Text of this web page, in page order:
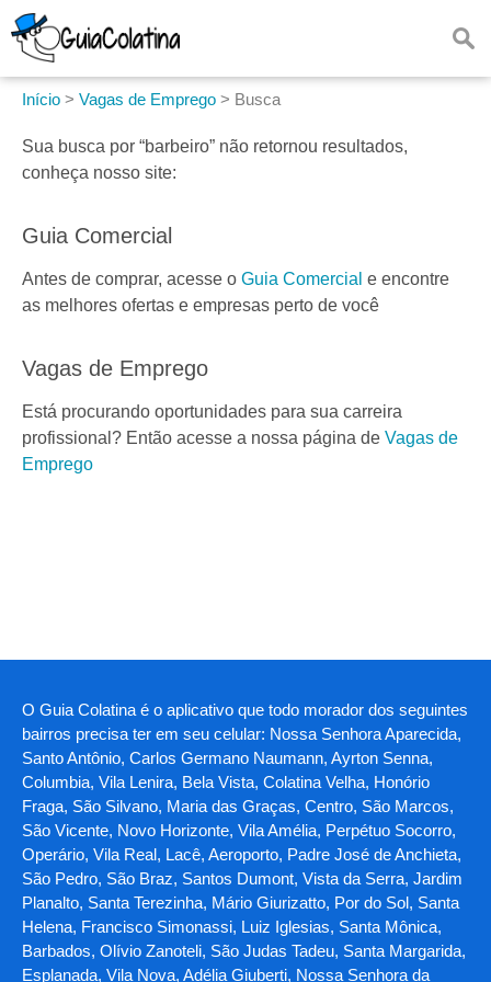
Início > Vagas de Emprego > Busca
Sua busca por “barbeiro” não retornou resultados,
conheça nosso site:
Guia Comercial
Antes de comprar, acesse o Guia Comercial e encontre
as melhores ofertas e empresas perto de você
Vagas de Emprego
Está procurando oportunidades para sua carreira
profissional? Então acesse a nossa página de Vagas de
Emprego
O Guia Colatina é o aplicativo que todo morador dos seguintes
bairros precisa ter em seu celular: Nossa Senhora Aparecida,
Santo Antônio, Carlos Germano Naumann, Ayrton Senna,
Columbia, Vila Lenira, Bela Vista, Colatina Velha, Honório
Fraga, São Silvano, Maria das Graças, Centro, São Marcos,
São Vicente, Novo Horizonte, Vila Amélia, Perpétuo Socorro,
Operário, Vila Real, Lacê, Aeroporto, Padre José de Anchieta,
São Pedro, São Braz, Santos Dumont, Vista da Serra, Jardim
Planalto, Santa Terezinha, Mário Giurizatto, Por do Sol, Santa
Helena, Francisco Simonassi, Luiz Iglesias, Santa Mônica,
Barbados, Olívio Zanoteli, São Judas Tadeu, Santa Margarida,
Esplanada, Vila Nova, Adélia Giuberti, Nossa Senhora da